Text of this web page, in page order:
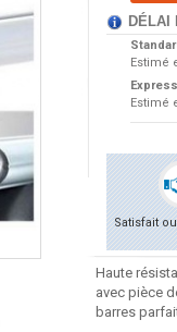
DÉLAI
Estimé
Express
Estimé
Satisfait
Haute
avec pièce
barres